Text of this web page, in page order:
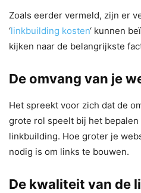
Zoals eerder vermeld, zijn er
‘linkbuilding kosten‘ kunnen
kijken naar de belangrijkste
De omvang van je
Het spreekt voor zich dat de
grote rol speelt bij het
linkbuilding. Hoe groter je
nodig is om links te bouwen.
De kwaliteit van de